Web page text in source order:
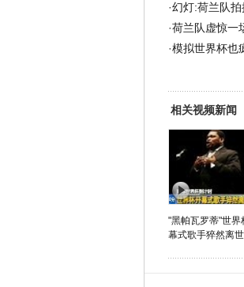
·幻灯:荷兰队
·荷兰队虚惊一
·模拟世界杯也
相关视频新闻
"黑帕瓦罗蒂"世界
幕式歌手猝然离世